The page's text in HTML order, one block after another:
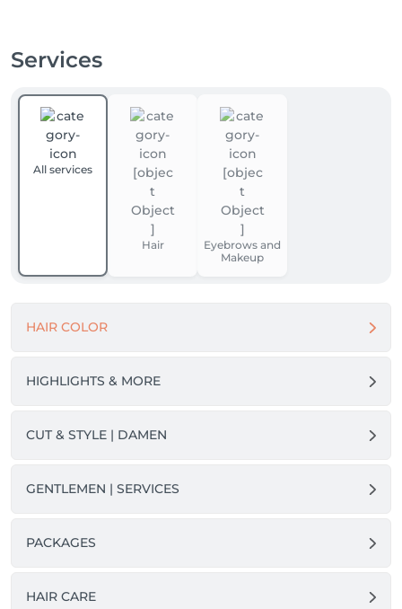
Services
All services
Hair
Eyebrows and
Makeup
HAIR COLOR
HIGHLIGHTS & MORE
CUT & STYLE | DAMEN
GENTLEMEN | SERVICES
PACKAGES
HAIR CARE